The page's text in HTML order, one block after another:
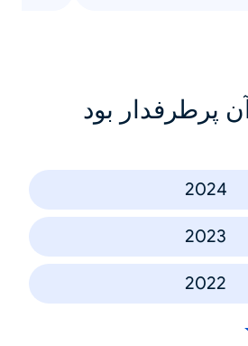
پرطرفدار بود
2024
2023
2022